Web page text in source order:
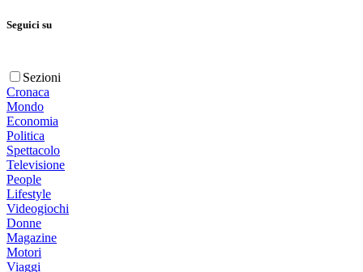
Seguici su
Sezioni
Cronaca
Mondo
Economia
Politica
Spettacolo
Televisione
People
Lifestyle
Videogiochi
Donne
Magazine
Motori
Viaggi